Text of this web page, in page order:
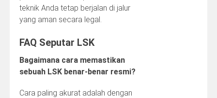
teknik Anda tetap berjalan di jalur
yang aman secara legal.
FAQ Seputar LSK
Bagaimana cara memastikan
sebuah LSK benar-benar resmi?
Cara paling akurat adalah dengan